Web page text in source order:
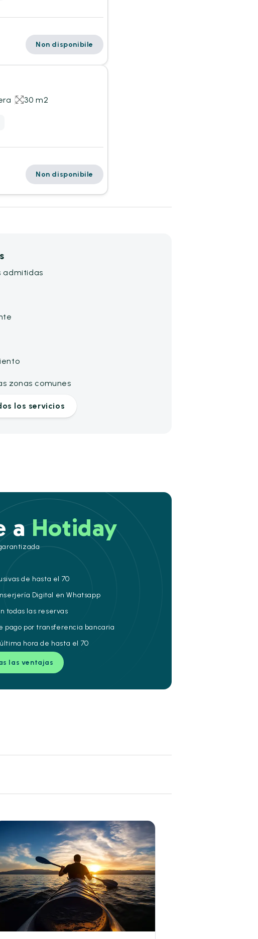
Non disponibile
30 m2
Non disponibile
admitidas
zonas comunes
los servicios
aHotiday
de hasta el 70
Digital en Whatsapp
todas las reservas
pago por transferencia bancaria
hora de hasta el 70
las ventajas